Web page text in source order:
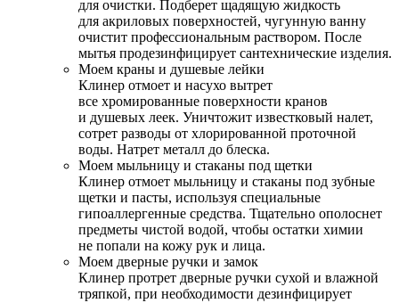
для очистки. Подберет щадящую жидкость
для акриловых поверхностей, чугунную ванну
очистит профессиональным раствором. После
мытья продезинфицирует сантехнические изделия.
Моем краны и душевые лейки
Клинер отмоет и насухо вытрет
все хромированные поверхности кранов
и душевых леек. Уничтожит известковый налет,
сотрет разводы от хлорированной проточной
воды. Натрет металл до блеска.
Моем мыльницу и стаканы под щетки
Клинер отмоет мыльницу и стаканы под зубные
щетки и пасты, используя специальные
гипоаллергенные средства. Тщательно ополоснет
предметы чистой водой, чтобы остатки химии
не попали на кожу рук и лица.
Моем дверные ручки и замок
Клинер протрет дверные ручки сухой и влажной
тряпкой, при необходимости дезинфицирует